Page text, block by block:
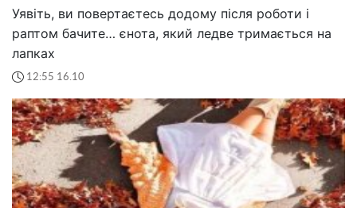
Уявіть, ви повертаєтесь додому після роботи і
раптом бачите… єнота, який ледве тримається на
лапках
12:55 16.10